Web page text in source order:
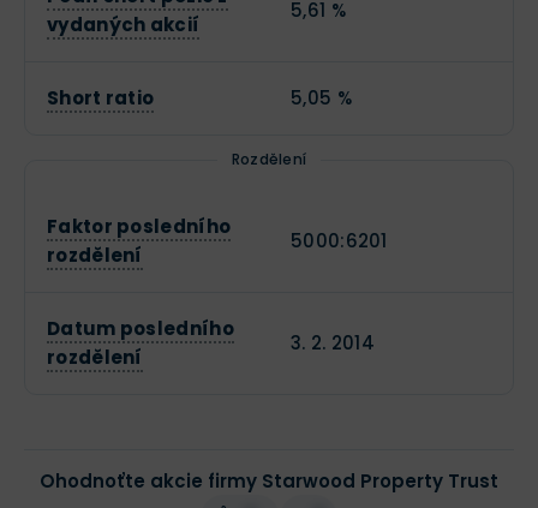
vydaných akcií
5,61 %
Short ratio 5,05 %
Rozdělení
Faktor posledního
rozdělení
5000:6201
Datum posledního
rozdělení
3. 2. 2014
Ohodnoťte akcie firmy Starwood Property Trust